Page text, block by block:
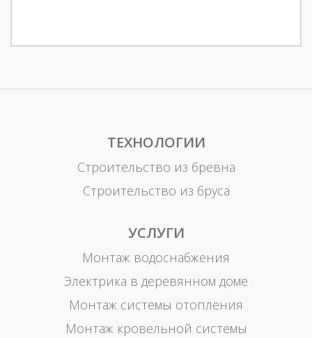
ТЕХНОЛОГИИ
Строительство из бревна
Строительство из бруса
УСЛУГИ
Монтаж водоснабжения
Электрика в деревянном доме
Монтаж системы отопления
Монтаж кровельной системы